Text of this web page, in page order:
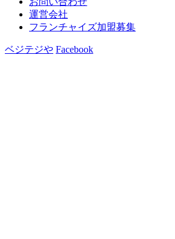
運営会社
フランチャイズ加盟募集
ベジテジや Facebook